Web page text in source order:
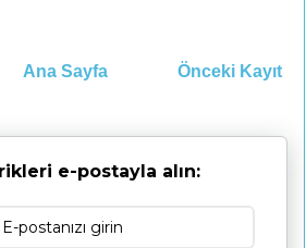
Önceki Kayıt
Ana Sayfa
e-postayla alın: